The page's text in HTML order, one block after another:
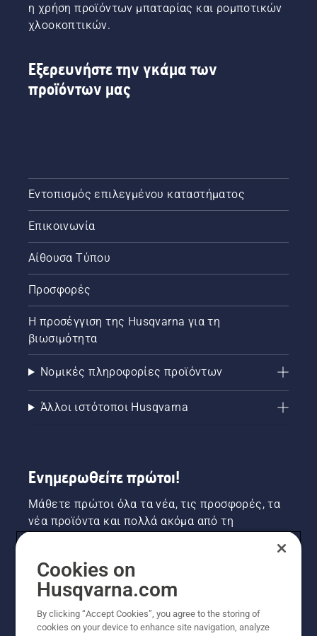
η χρήση προϊόντων μπαταρίας και ρομποτικών
χλοοκοπτικών.
Εξερευνήστε την γκάμα των
προϊόντων μας
Εντοπισμός επιλεγμένου καταστήματος
Επικοινωνία
Αίθουσα Τύπου
Προσφορές
Η προσέγγιση της Husqvarna για τη
βιωσιμότητα
Νομικές πληροφορίες προϊόντων
Άλλοι ιστότοποι Husqvarna
Ενημερωθείτε πρώτοι!
Μάθετε πρώτοι όλα τα νέα, τις προσφορές, τα
νέα προϊόντα και πολλά ακόμα από τη
ΕΓΓΡΑΦΉ ΣΤΟ ΕΝΗΜΕΡΩΤΙΚΌ ΔΕΛΤΊΟ
Cookies on
Husqvarna.com
By clicking “Accept Cookies”, you agree to the storing of
cookies on your device to enhance site navigation, analyze